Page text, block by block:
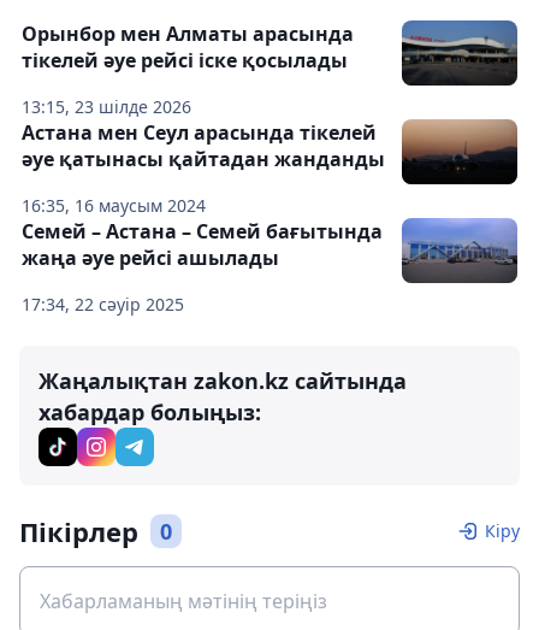
13:15, 23 шілде 2026
Орынбор мен Алматы арасында
тікелей әуе рейсі іске қосылады
16:35, 16 маусым 2024
Астана мен Сеул арасында тікелей
әуе қатынасы қайтадан жанданды
17:34, 22 сәуір 2025
Семей – Астана – Семей бағытында
жаңа әуе рейсі ашылады
Жаңалықтан zakon.kz сайтында
хабардар болыңыз:
Пікірлер 0 Кіру